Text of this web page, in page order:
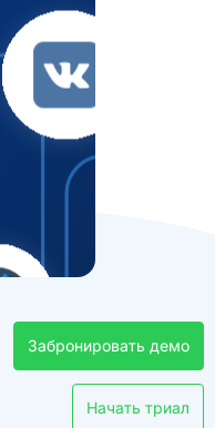
Забронировать демо
Начать триал